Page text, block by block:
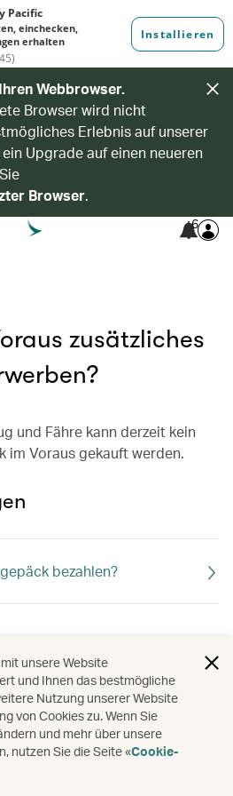
Webbrowser.
Browser wird nicht
Erlebnis auf unserer
Upgrade auf einen neueren
Browser.
6
zusätzliches
und Fähre kann derzeit kein
im Voraus gekauft werden.
bezahlen?
unsere Website
und Ihnen das bestmögliche
Nutzung unserer Website
von Cookies zu. Wenn Sie
und mehr über unsere
nutzen Sie die Seite «Cookie-